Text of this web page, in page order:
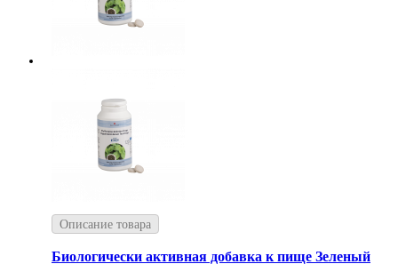
Описание товара
Биологически активная добавка к пище Зеленый